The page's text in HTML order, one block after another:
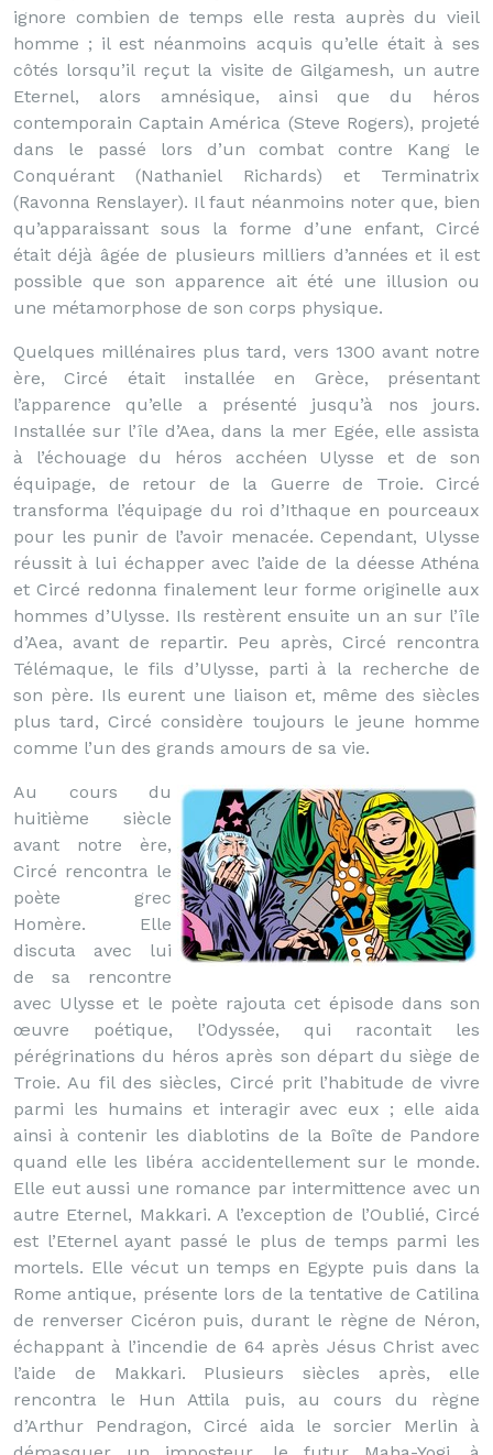
ignore combien de temps elle resta auprès du vieil
homme ; il est néanmoins acquis qu’elle était à ses
côtés lorsqu’il reçut la visite de Gilgamesh, un autre
Eternel, alors amnésique, ainsi que du héros
contemporain Captain América (Steve Rogers), projeté
dans le passé lors d’un combat contre Kang le
Conquérant (Nathaniel Richards) et Terminatrix
(Ravonna Renslayer). Il faut néanmoins noter que, bien
qu’apparaissant sous la forme d’une enfant, Circé
était déjà âgée de plusieurs milliers d’années et il est
possible que son apparence ait été une illusion ou
une métamorphose de son corps physique.
Quelques millénaires plus tard, vers 1300 avant notre
ère, Circé était installée en Grèce, présentant
l’apparence qu’elle a présenté jusqu’à nos jours.
Installée sur l’île d’Aea, dans la mer Egée, elle assista
à l’échouage du héros acchéen Ulysse et de son
équipage, de retour de la Guerre de Troie. Circé
transforma l’équipage du roi d’Ithaque en pourceaux
pour les punir de l’avoir menacée. Cependant, Ulysse
réussit à lui échapper avec l’aide de la déesse Athéna
et Circé redonna finalement leur forme originelle aux
hommes d’Ulysse. Ils restèrent ensuite un an sur l’île
d’Aea, avant de repartir. Peu après, Circé rencontra
Télémaque, le fils d’Ulysse, parti à la recherche de
son père. Ils eurent une liaison et, même des siècles
plus tard, Circé considère toujours le jeune homme
comme l’un des grands amours de sa vie.
Au cours du
huitième siècle
avant notre ère,
Circé rencontra le
poète grec
Homère. Elle
discuta avec lui
de sa rencontre
avec Ulysse et le poète rajouta cet épisode dans son
œuvre poétique, l’Odyssée, qui racontait les
pérégrinations du héros après son départ du siège de
Troie. Au fil des siècles, Circé prit l’habitude de vivre
parmi les humains et interagir avec eux ; elle aida
ainsi à contenir les diablotins de la Boîte de Pandore
quand elle les libéra accidentellement sur le monde.
Elle eut aussi une romance par intermittence avec un
autre Eternel, Makkari. A l’exception de l’Oublié, Circé
est l’Eternel ayant passé le plus de temps parmi les
mortels. Elle vécut un temps en Egypte puis dans la
Rome antique, présente lors de la tentative de Catilina
de renverser Cicéron puis, durant le règne de Néron,
échappant à l’incendie de 64 après Jésus Christ avec
l’aide de Makkari. Plusieurs siècles après, elle
rencontra le Hun Attila puis, au cours du règne
d’Arthur Pendragon, Circé aida le sorcier Merlin à